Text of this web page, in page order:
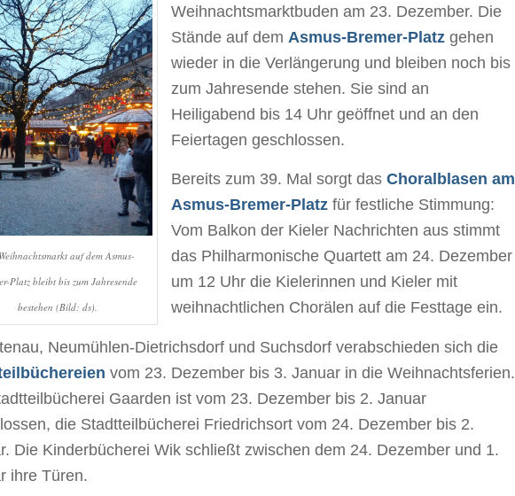
auf dem Asmus-
Platz bleibt bis zum Jahresende
bestehen (Bild: ds).
Weihnachtsmarktbuden am 23. Dezember. Die
Stände auf dem Asmus-Bremer-Platz gehen
wieder in die Verlängerung und bleiben noch bis
zum Jahresende stehen. Sie sind an
Heiligabend bis 14 Uhr geöffnet und an den
Feiertagen geschlossen.
Bereits zum 39. Mal sorgt dasChoralblasen am
Asmus-Bremer-Platz für festliche Stimmung:
Vom Balkon der Kieler Nachrichten aus stimmt
das Philharmonische Quartett am 24. Dezember
um 12 Uhr die Kielerinnen und Kieler mit
weihnachtlichen Chorälen auf die Festtage ein.
Neumühlen-Dietrichsdorf und Suchsdorf verabschieden sich die
vom 23. Dezember bis 3. Januar in die Weihnachtsferien.
Gaarden ist vom 23. Dezember bis 2. Januar
die Stadtteilbücherei Friedrichsort vom 24. Dezember bis 2.
Die Kinderbücherei Wik schließt zwischen dem 24. Dezember und 1.
ihre Türen.